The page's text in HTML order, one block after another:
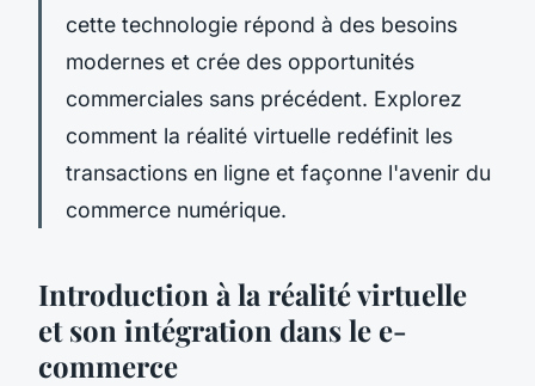
cette technologie répond à des besoins
modernes et crée des opportunités
commerciales sans précédent. Explorez
comment la réalité virtuelle redéfinit les
transactions en ligne et façonne l'avenir du
commerce numérique.
Introduction à la réalité virtuelle
et son intégration dans le e-
commerce